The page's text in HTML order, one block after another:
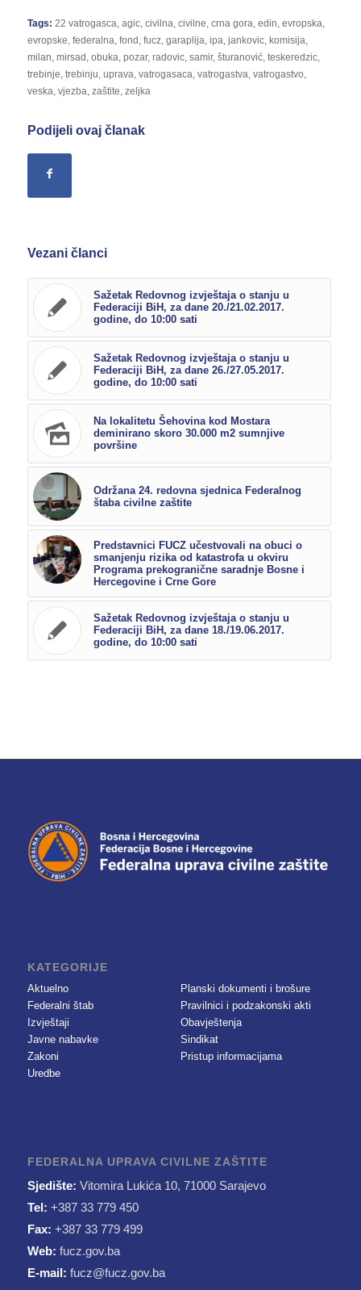
Tags: 22 vatrogasca agic, civilna civilne crna gora edin evropska
evropske federalna fond fucz, garaplija ipa jankovic, komisija
milan mirsad obuka pozar, radovic, samir, šturanović, teskeredzic,
trebinje trebinju uprava vatrogasaca vatrogastva vatrogastvo
veska vjezba zaštite zeljka
Podijeli ovaj članak
Vezani članci
Sažetak Redovnog izvještaja o stanju u
Federaciji BiH, za dane 20./21.02.2017.
godine, do 10:00 sati
Sažetak Redovnog izvještaja o stanju u
Federaciji BiH, za dane 26./27.05.2017.
godine, do 10:00 sati
Na lokalitetu Šehovina kod Mostara
deminirano skoro 30.000 m2 sumnjive
površine
Održana 24. redovna sjednica Federalnog
štaba civilne zaštite
Predstavnici FUCZ učestvovali na obuci o
smanjenju rizika od katastrofa u okviru
Programa prekogranične saradnje Bosne i
Hercegovine i Crne Gore
Sažetak Redovnog izvještaja o stanju u
Federaciji BiH, za dane 18./19.06.2017.
godine, do 10:00 sati
KATEGORIJE
Aktuelno
Federalni štab
Izvještaji
Javne nabavke
Zakoni
Uredbe
Planski dokumenti i brošure
Pravilnici i podzakonski akti
Obavještenja
Sindikat
Pristup informacijama
FEDERALNA UPRAVA CIVILNE ZAŠTITE
Sjedište: Vitomira Lukića 10, 71000 Sarajevo
Tel: +387 33 779 450
Fax: +387 33 779 499
Web: fucz.gov.ba
E-mail: fucz@fucz.gov.ba